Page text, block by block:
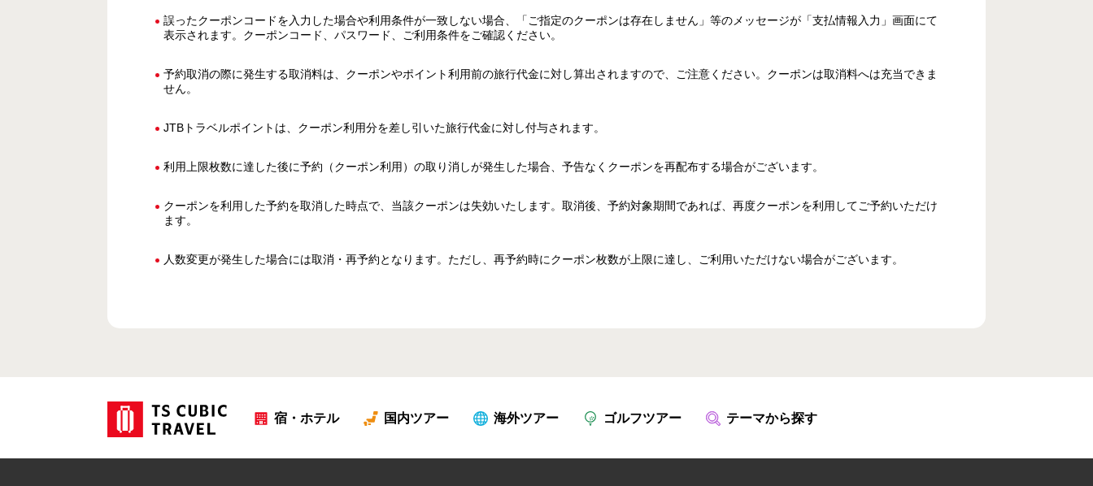
誤ったクーポンコードを入力した場合や利用条件が一致しない場合、「ご指定のクーポンは存在しません」等のメッセージが「支払情報入力」画面にて
表示されます。クーポンコード、パスワード、ご利用条件をご確認ください。
予約取消の際に発生する取消料は、クーポンやポイント利用前の旅行代金に対し算出されますので、ご注意ください。クーポンは取消料へは充当できま
せん。
JTBトラベルポイントは、クーポン利用分を差し引いた旅行代金に対し付与されます。
利用上限枚数に達した後に予約（クーポン利用）の取り消しが発生した場合、予告なくクーポンを再配布する場合がございます。
クーポンを利用した予約を取消した時点で、当該クーポンは失効いたします。取消後、予約対象期間であれば、再度クーポンを利用してご予約いただけ
ます。
人数変更が発生した場合には取消・再予約となります。ただし、再予約時にクーポン枚数が上限に達し、ご利用いただけない場合がございます。
宿・ホテル 国内ツアー 海外ツアー ゴルフツアー テーマから探す